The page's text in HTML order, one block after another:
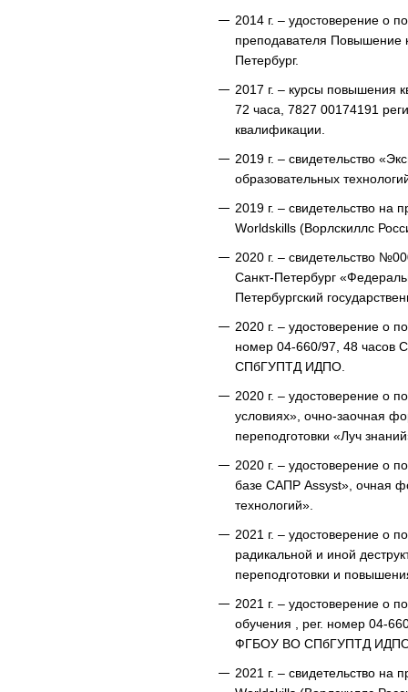
2014 г. – удостоверение о
преподавателя Повышение
Петербург.
2017 г. – курсы повышения
72 часа, 7827 00174191
квалификации.
2019 г. – свидетельство
образовательных
2019 г. – свидетельство на
Worldskills (Ворлскиллс
2020 г. – свидетельство
Санкт-Петербург
Петербургский
2020 г. – удостоверение о
номер 04-660/97, 48 часов
СПбГУПТД ИДПО.
2020 г. – удостоверение о
условиях», очно-заочная
переподготовки «Луч
2020 г. – удостоверение о
базе САПР Assyst», очная
технологий».
2021 г. – удостоверение о
радикальной и иной
переподготовки и
2021 г. – удостоверение о
обучения , рег. номер 04-
ФГБОУ ВО СПбГУПТД
2021 г. – свидетельство на